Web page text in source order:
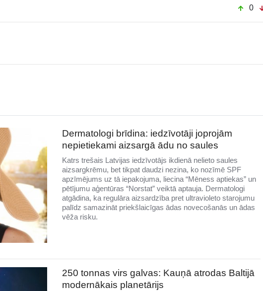
0
Dermatologi brīdina: iedzīvotāji joprojām
nepietiekami aizsargā ādu no saules
Katrs trešais Latvijas iedzīvotājs ikdienā nelieto saules
aizsargkrēmu, bet tikpat daudzi nezina, ko nozīmē SPF
apzīmējums uz tā iepakojuma, liecina “Mēness aptiekas” un
pētījumu aģentūras “Norstat” veiktā aptauja. Dermatologi
atgādina, ka regulāra aizsardzība pret ultravioleto starojumu
palīdz samazināt priekšlaicīgas ādas novecošanās un ādas
vēža risku.
250 tonnas virs galvas: Kauņā atrodas Baltijā
modernākais planetārijs